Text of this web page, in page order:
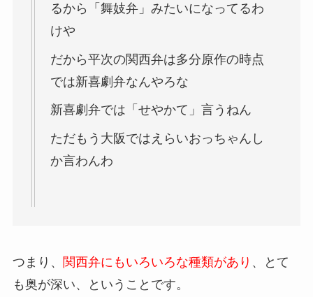
るから「舞妓弁」みたいになってるわ
けや
だから平次の関西弁は多分原作の時点
では新喜劇弁なんやろな
新喜劇弁では「せやかて」言うねん
ただもう大阪ではえらいおっちゃんし
か言わんわ
つまり、 関西弁にもいろいろな種類があり 、とて
も奥が深い、ということです。